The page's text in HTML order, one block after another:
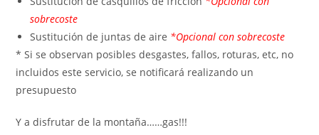
sobrecoste
Sustitución de juntas de aire *Opcional con sobrecoste
* Si se observan posibles desgastes, fallos, roturas, etc, no
incluidos este servicio, se notificará realizando un
presupuesto
Y a disfrutar de la montaña……gas!!!